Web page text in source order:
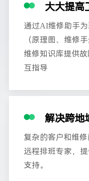
大大提高
通过AI维修助手
（原理图、维修
维修知识库提供
互指导
解决跨地
复杂的客户和维
远程排班专家，
支持。